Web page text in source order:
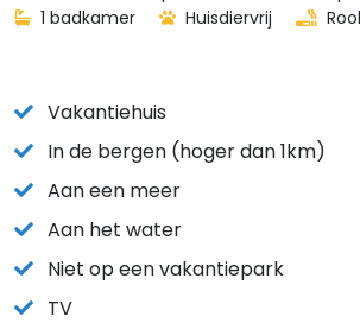
1 badkamer
Huisdiervrij
Vakantiehuis
In de bergen (hoger dan 1km)
Aan een meer
Aan het water
Niet op een vakantiepark
TV